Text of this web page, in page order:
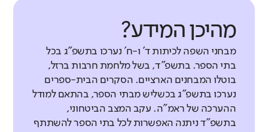
מהיכן המידע?
מבחני השפה לכיתות ד' ו-ח' נערכו בתשפ"ג בכל
בתי הספר. בתשפ"ד, בשל מלחמת חרבות ברזל,
בוטלו המבחנים הארציים. הסקרים הבית-ספרים
נערכו בתשפ"ג בכשליש מבתי הספר, בהתאם למודל
ההערכה של ראמ"ה. עקב המצב הביטחוני,
בתשפ"ד ניתנה האפשרות לכל בתי הספר להשתתף